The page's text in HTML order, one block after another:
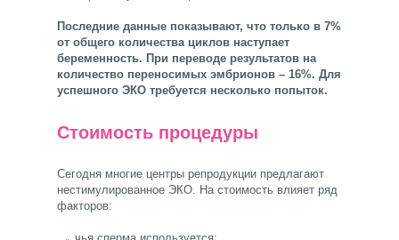
Последние данные показывают, что только в 7%
от общего количества циклов наступает
беременность. При переводе результатов на
количество переносимых эмбрионов – 16%. Для
успешного ЭКО требуется несколько попыток.
Стоимость процедуры
Сегодня многие центры репродукции предлагают
нестимулированное ЭКО. На стоимость влияет ряд
факторов: